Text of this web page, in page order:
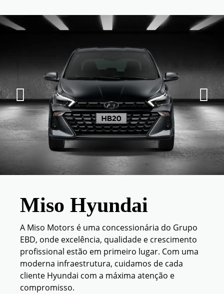
Miso Hyundai
A Miso Motors é uma concessionária do Grupo
EBD, onde excelência, qualidade e crescimento
profissional estão em primeiro lugar. Com uma
moderna infraestrutura, cuidamos de cada
cliente Hyundai com a máxima atenção e
compromisso.